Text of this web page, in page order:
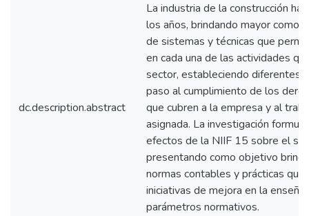
dc.description.abstract
La industria de la construcción
los años, brindando mayor
de sistemas y técnicas que
en cada una de las actividades
sector, estableciendo diferentes
paso al cumplimiento de los
que cubren a la empresa y al
asignada. La investigación
efectos de la NIIF 15 sobre el
presentando como objetivo
normas contables y prácticas que
iniciativas de mejora en la
parámetros normativos.